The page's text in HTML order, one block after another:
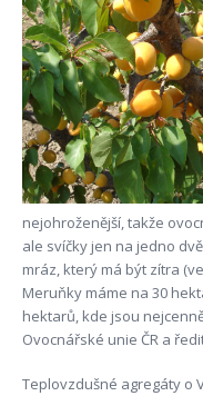
nejohroženější, takže
ale svíčky jen na jedno
mráz, který má být zítra
Meruňky máme na 30
hektarů, kde jsou
Ovocnářské unie ČR a
Teplovzdušné agregáty o